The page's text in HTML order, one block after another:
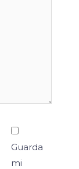
Guarda
mi